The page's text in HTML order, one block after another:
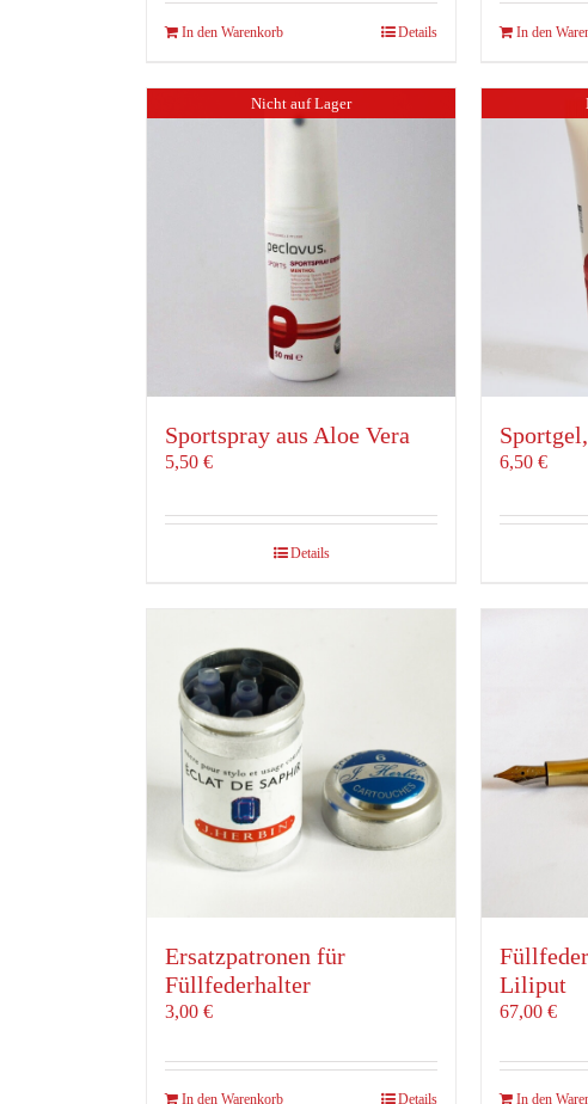
In den Warenkorb Details In den
Nicht auf Lager
Sportspray aus Aloe Vera
5,50 €
Details
6,50 €
Ersatzpatronen für
Füllfederhalter
3,00 €
In den Warenkorb Details
Liliput
67,00 €
In den